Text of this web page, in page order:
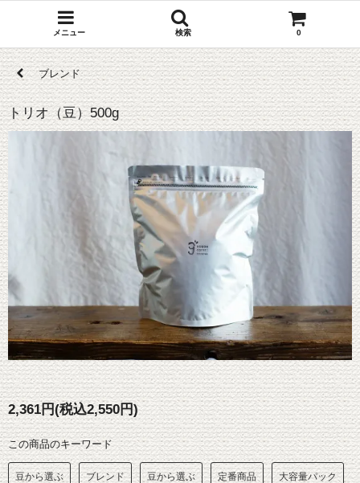
メニュー 検索 0
ブレンド
トリオ（豆）500g
2,361円(税込2,550円)
この商品のキーワード
豆から選ぶ ブレンド 豆から選ぶ 定番商品 大容量パック